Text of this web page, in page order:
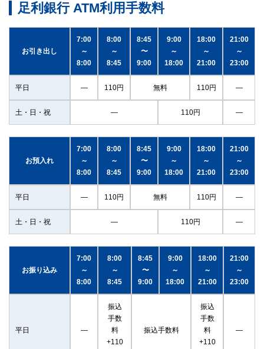
足利銀行 ATM利用手数料
お引き出し
7:00
～
8:00
8:00
～
8:45
8:45
〜
9:00
9:00
～
18:00
18:00
～
21:00
21:00
～
23:00
平日 ― 110円 無料 110円 ―
土・日・祝 ― 110円 ―
お預入れ
7:00
～
8:00
8:00
～
8:45
8:45
〜
9:00
9:00
～
18:00
18:00
～
21:00
21:00
～
23:00
平日 ― 110円 無料 110円 ―
土・日・祝 ― 110円 ―
お振り込み
7:00
～
8:00
8:00
～
8:45
8:45
〜
9:00
9:00
～
18:00
18:00
～
21:00
21:00
～
23:00
平日 ―
振込
手数
料
+110
振込手数料
振込
手数
料
+110
―